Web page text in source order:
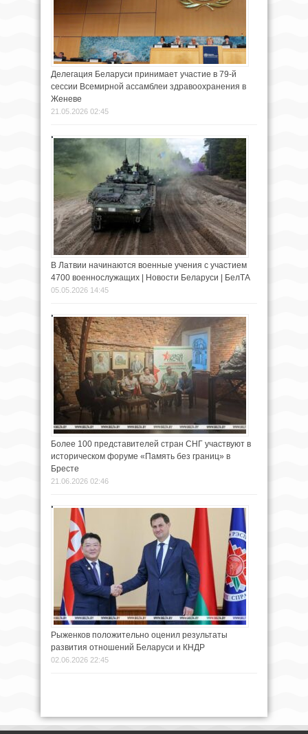
Делегация Беларуси принимает участие в 79-й
сессии Всемирной ассамблеи здравоохранения в
Женеве
21.05.2026 02:45
В Латвии начинаются военные учения с участием
4700 военнослужащих | Новости Беларуси | БелТА
05.05.2026 14:45
Более 100 представителей стран СНГ участвуют в
историческом форуме «Память без границ» в
Бресте
21.06.2026 02:46
Рыженков положительно оценил результаты
развития отношений Беларуси и КНДР
02.06.2026 22:45